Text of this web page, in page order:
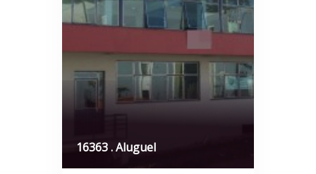
16363 . Aluguel